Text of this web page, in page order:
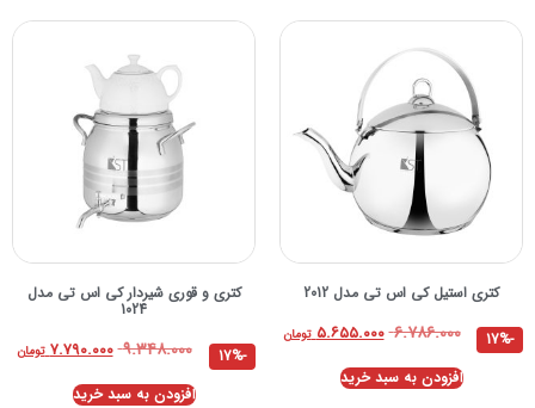
کتری استیل کی اس تی مدل 2012
۶.۷۸۶.۰۰۰ ۵.۶۵۵.۰۰۰ تومان
-17%
افزودن به سبد خرید
کتری و قوری شیردار کی اس تی مدل
1024
۹.۳۴۸.۰۰۰ ۷.۷۹۰.۰۰۰ تومان
-17%
افزودن به سبد خرید